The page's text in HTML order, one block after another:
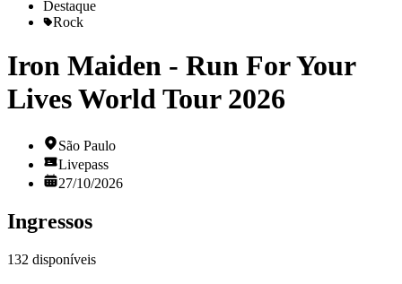
Destaque
Rock
Iron Maiden - Run For Your
Lives World Tour 2026
São Paulo
Livepass
27/10/2026
Ingressos
132 disponíveis